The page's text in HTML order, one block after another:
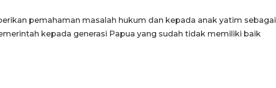
pemahaman masalah hukum dan kepada anak yatim sebagai
kepada generasi Papua yang sudah tidak memiliki baik